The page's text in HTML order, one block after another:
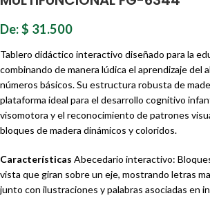
De:$ 31.500
Tablero didáctico interactivo diseñado para la
combinando de manera lúdica el aprendizaje del
números básicos. Su estructura robusta de
plataforma ideal para el desarrollo cognitivo
visomotora y el reconocimiento de patrones
bloques de madera dinámicos y coloridos.
Características Abecedario interactivo:
vista que giran sobre un eje, mostrando letras
junto con ilustraciones y palabras asociadas en